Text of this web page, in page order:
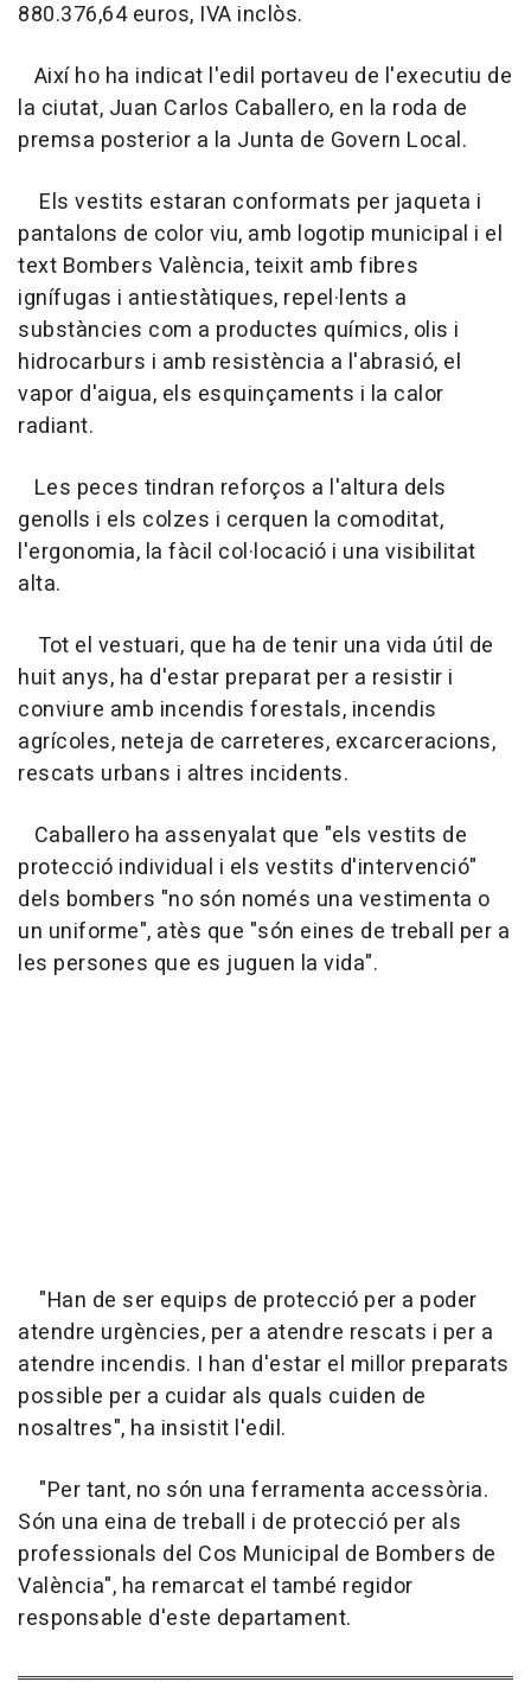
880.376,64 euros, IVA inclòs.
Així ho ha indicat l'edil portaveu de l'executiu de
la ciutat, Juan Carlos Caballero, en la roda de
premsa posterior a la Junta de Govern Local.
Els vestits estaran conformats per jaqueta i
pantalons de color viu, amb logotip municipal i el
text Bombers València, teixit amb fibres
ignífugas i antiestàtiques, repel·lents a
substàncies com a productes químics, olis i
hidrocarburs i amb resistència a l'abrasió, el
vapor d'aigua, els esquinçaments i la calor
radiant.
Les peces tindran reforços a l'altura dels
genolls i els colzes i cerquen la comoditat,
l'ergonomia, la fàcil col·locació i una visibilitat
alta.
Tot el vestuari, que ha de tenir una vida útil de
huit anys, ha d'estar preparat per a resistir i
conviure amb incendis forestals, incendis
agrícoles, neteja de carreteres, excarceracions,
rescats urbans i altres incidents.
Caballero ha assenyalat que "els vestits de
protecció individual i els vestits d'intervenció"
dels bombers "no són només una vestimenta o
un uniforme", atès que "són eines de treball per a
les persones que es juguen la vida".
"Han de ser equips de protecció per a poder
atendre urgències, per a atendre rescats i per a
atendre incendis. I han d'estar el millor preparats
possible per a cuidar als quals cuiden de
nosaltres", ha insistit l'edil.
"Per tant, no són una ferramenta accessòria.
Són una eina de treball i de protecció per als
professionals del Cos Municipal de Bombers de
València", ha remarcat el també regidor
responsable d'este departament.